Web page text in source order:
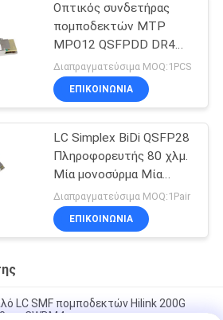
Οπτικός συνδετήρας
πομποδεκτών MTP
MPO12 QSFPDD DR4
400G για το κέντρο
δεδομένων 5G
Διαπραγματεύσιμα MOQ:1PCS
ΕΠΙΚΟΙΝΩΝΙΑ
LC Simplex BiDi QSFP28
Πληροφορευτής 80 χλμ.
Μία μονοσύρμα Μία
λειτουργία DDM
Διαπραγματεύσιμα MOQ:1Pair
ΕΠΙΚΟΙΝΩΝΙΑ
LC SMF πομποδεκτών Hilink 200G
CWDM4